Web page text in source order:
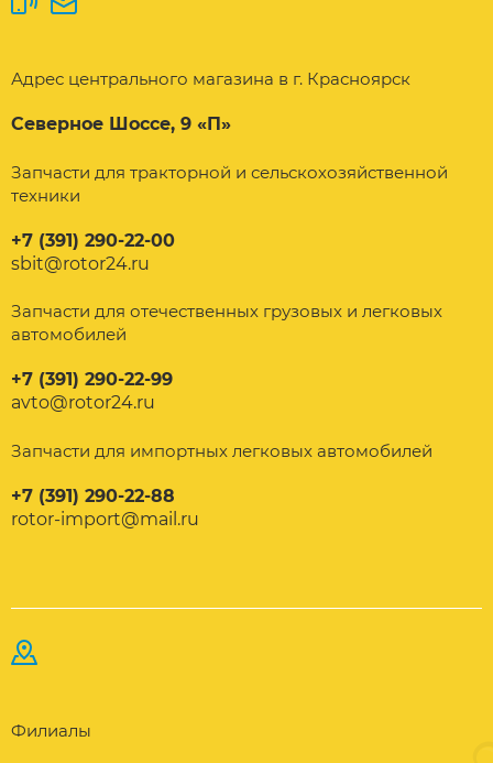
Адрес центрального магазина в г. Красноярск
Северное Шоссе, 9 «П»
Запчасти для тракторной и сельскохозяйственной
техники
+7 (391) 290-22-00
sbit@rotor24.ru
Запчасти для отечественных грузовых и легковых
автомобилей
+7 (391) 290-22-99
avto@rotor24.ru
Запчасти для импортных легковых автомобилей
+7 (391) 290-22-88
rotor-import@mail.ru
Филиалы